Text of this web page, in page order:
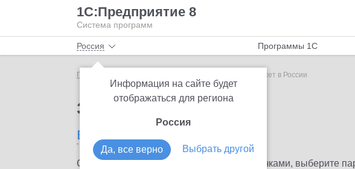
1С:Предприятие 8
Система программ
Россия
Информация на сайте будет
отображаться для региона
Россия
Да, все верно Выбрать другой
Программы 1С
Главная ИТС Бюджет в России
Заказать ИТС Бюджет
в России
Ознакомьтесь с информационными карточками, выберите